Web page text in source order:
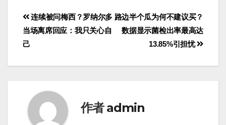
路边半个瓜为何不建议买？
数据显示菌检出率最高达
13.85%引担忧
连续被问梅西？罗纳尔多
当场离席回应：我只关心自
己
作者admin